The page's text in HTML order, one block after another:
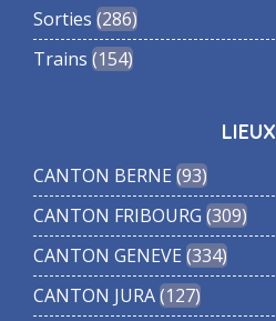
Sorties 286
Trains 154
LIEUX
CANTON BERNE 93
CANTON FRIBOURG 309
CANTON GENEVE 334
CANTON JURA 127